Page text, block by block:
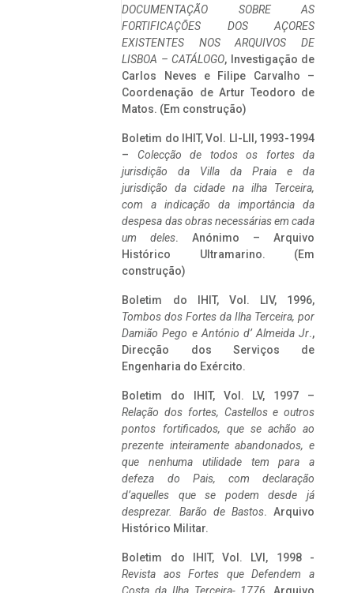
DOCUMENTAÇÃO SOBRE AS
FORTIFICAÇÕES DOS AÇORES
EXISTENTES NOS ARQUIVOS DE
LISBOA – CATÁLOGO, Investigação de
Carlos Neves e Filipe Carvalho –
Coordenação de Artur Teodoro de
Matos. (Em construção)
Boletim do IHIT, Vol. LI-LII, 1993-1994
– Colecção de todos os fortes da
jurisdição da Villa da Praia e da
jurisdição da cidade na ilha Terceira,
com a indicação da importância da
despesa das obras necessárias em cada
um deles. Anónimo – Arquivo
Histórico Ultramarino. (Em
construção)
Boletim do IHIT, Vol. LIV, 1996,
Tombos dos Fortes da Ilha Terceira, por
Damião Pego e António d’ Almeida Jr.,
Direcção dos Serviços de
Engenharia do Exército.
Boletim do IHIT, Vol. LV, 1997 –
Relação dos fortes, Castellos e outros
pontos fortificados, que se achão ao
prezente inteiramente abandonados, e
que nenhuma utilidade tem para a
defeza do Pais, com declaração
d’aquelles que se podem desde já
desprezar. Barão de Bastos. Arquivo
Histórico Militar.
Boletim do IHIT, Vol. LVI, 1998 -
Revista aos Fortes que Defendem a